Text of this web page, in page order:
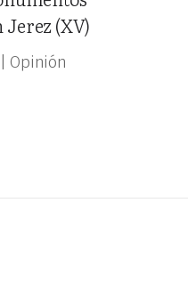
Jerez (XV)
Opinión